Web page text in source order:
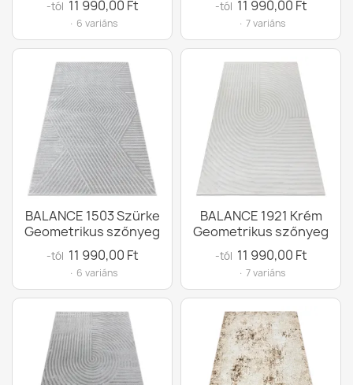
-tól 11 990,00 Ft
· 6 variáns
-tól 11 990,00 Ft
· 7 variáns
BALANCE 1503 Szürke
Geometrikus szőnyeg
-tól 11 990,00 Ft
· 6 variáns
BALANCE 1921 Krém
Geometrikus szőnyeg
-tól 11 990,00 Ft
· 7 variáns